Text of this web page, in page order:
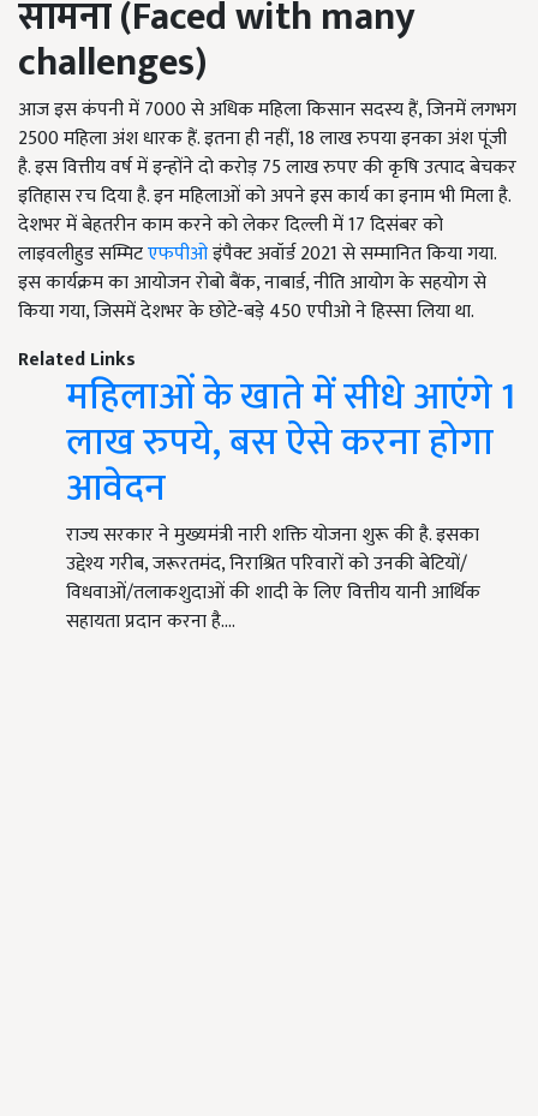
सामना(Faced with many
challenges)
आज इस कंपनी में 7000 से अधिक महिला किसान सदस्य हैं, जिनमें लगभग
2500 महिला अंश धारक हैं. इतना ही नहीं, 18 लाख रुपया इनका अंश पूंजी
है. इस वित्तीय वर्ष में इन्होंने दो करोड़ 75 लाख रुपए की कृषि उत्पाद बेचकर
इतिहास रच दिया है. इन महिलाओं को अपने इस कार्य का इनाम भी मिला है.
देशभर में बेहतरीन काम करने को लेकर दिल्ली में 17 दिसंबर को
लाइवलीहुड सम्मिटएफपीओइंपैक्ट अवॉर्ड 2021 से सम्मानित किया गया.
इस कार्यक्रम का आयोजन रोबो बैंक, नाबार्ड, नीति आयोग के सहयोग से
किया गया, जिसमें देशभर के छोटे-बड़े 450 एपीओ ने हिस्सा लिया था.
Related Links
महिलाओं के खाते में सीधे आएंगे 1
लाख रुपये, बस ऐसे करना होगा
आवेदन
राज्य सरकार ने मुख्यमंत्री नारी शक्ति योजना शुरू की है. इसका
उद्देश्य गरीब, जरूरतमंद, निराश्रित परिवारों को उनकी बेटियों/
विधवाओं/तलाकशुदाओं की शादी के लिए वित्तीय यानी आर्थिक
सहायता प्रदान करना है.…